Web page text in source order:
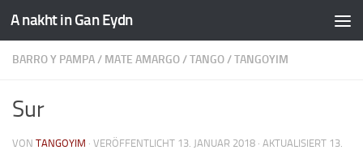
A nakht in Gan Eydn
BARRO Y PAMPA/ MATE AMARGO/TANGO/TANGOYIM
Sur
VON TANGOYIM · VERÖFFENTLICHT 13. JANUAR 2018 · AKTUALISIERT 13.